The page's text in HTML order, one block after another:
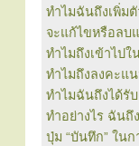
ทำไมฉันถึงเพิ่ม
จะแก้ไขหรือลบ
ทำไมถึงเข้าไปใ
ทำไมถึงลงคะแ
ทำไมฉันถึงได้รั
ทำอย่างไร ฉันถึ
ปุ่ม “บันทึก” ใน